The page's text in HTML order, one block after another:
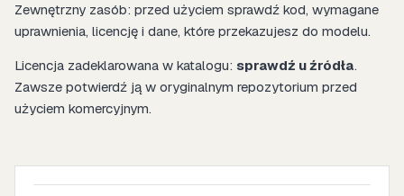
Zewnętrzny zasób: przed użyciem sprawdź kod, wymagane
uprawnienia, licencję i dane, które przekazujesz do modelu.
Licencja zadeklarowana w katalogu: sprawdź u źródła.
Zawsze potwierdź ją w oryginalnym repozytorium przed
użyciem komercyjnym.